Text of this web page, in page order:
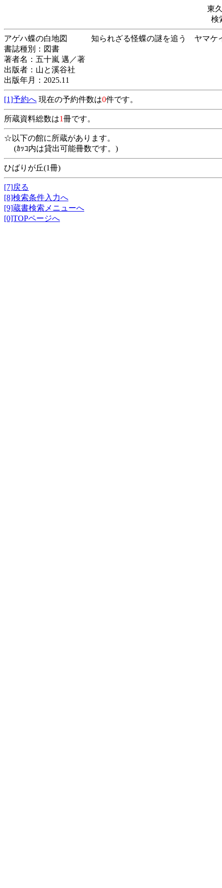
東
検
アゲハ蝶の白地図 知られざる怪蝶の謎を追
書誌種別：図書
著者名：五十嵐 邁／著
出版者：山と溪谷社
出版年月：2025.11
[1]予約へ 現在の予約件数は0件です。
所蔵資料総数は1冊です。
☆以下の館に所蔵があります。
(ｶｯｺ内は貸出可能冊数です。)
ひばりが丘(1冊)
[7]戻る
[8]検索条件入力へ
[9]蔵書検索メニューへ
[0]TOPページへ